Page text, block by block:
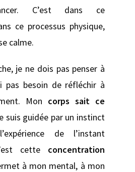
C’est dans ce
ce processus physique,
calme.
je ne dois pas penser à
pas besoin de réfléchir à
Mon corps sait ce
suis guidée par un instinct
de l’instant
cette concentration
à mon mental, à mon